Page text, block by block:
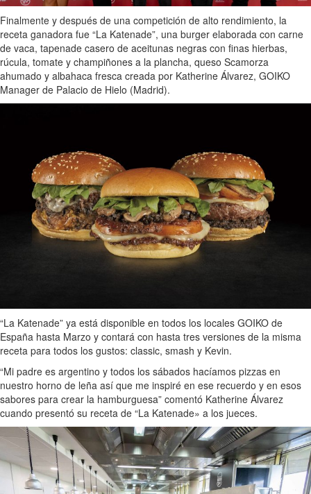
Finalmente y después de una competición de alto rendimiento, la
receta ganadora fue “La Katenade”, una burger elaborada con carne
de vaca, tapenade casero de aceitunas negras con finas hierbas,
rúcula, tomate y champiñones a la plancha, queso Scamorza
ahumado y albahaca fresca creada por Katherine Álvarez, GOIKO
Manager de Palacio de Hielo (Madrid).
“La Katenade” ya está disponible en todos los locales GOIKO de
España hasta Marzo y contará con hasta tres versiones de la misma
receta para todos los gustos: classic, smash y Kevin.
“Mi padre es argentino y todos los sábados hacíamos pizzas en
nuestro horno de leña así que me inspiré en ese recuerdo y en esos
sabores para crear la hamburguesa” comentó Katherine Álvarez
cuando presentó su receta de “La Katenade» a los jueces.